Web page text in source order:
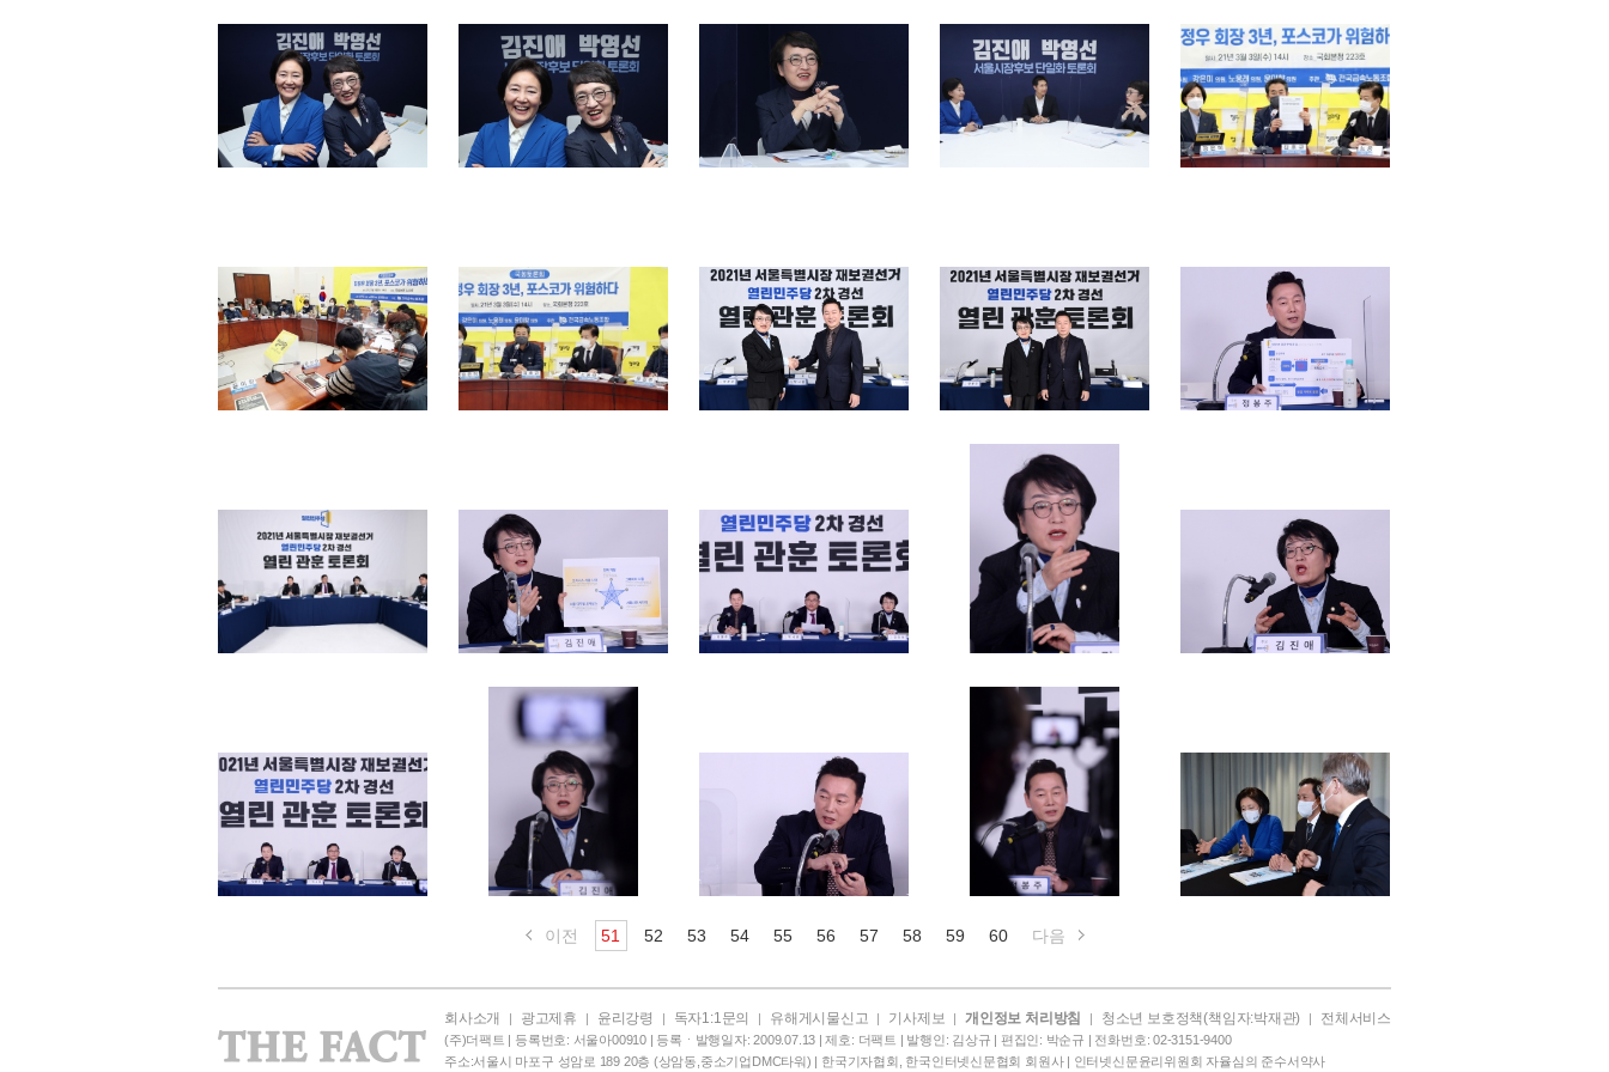
이전 51 52 53 54 55 56 57 58 59 60 다음
회사소개 | 광고제휴 | 윤리강령 | 독자1:1문의 | 유해게시물신고 | 기사제보 | 개인정보 처리방침 | 청소년 보호정책(책임자:박재관) | 전체서비스
(주)더팩트 | 등록번호: 서울아00910 | 등록ㆍ발행일자: 2009.07.13 | 제호: 더팩트 | 발행인: 김상규 | 편집인: 박순규 | 전화번호: 02-3151-9400
주소:서울시 마포구 성암로 189 20층 (상암동,중소기업DMC타워) | 한국기자협회, 한국인터넷신문협회 회원사 | 인터넷신문윤리위원회 자율심의 준수서약사